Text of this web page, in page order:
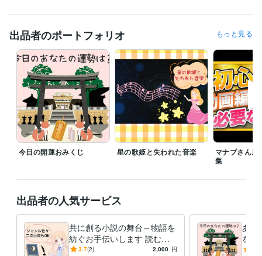
正
出品者のポートフォリオ もっと見る
今日の開運おみくじ 星の歌姫と失われた音楽
マナブさん風
集
出品者の人気サービス
共に創る小説の舞台～物語を
紡ぐお手伝いします 読むの
専門の人の為にご希望通りの
3.7(2) 2,000 円
あな
をお
運・